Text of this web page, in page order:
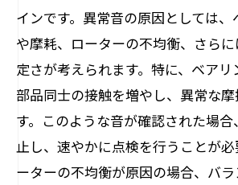
インです。異常音の原因としては
や摩耗、ローターの不均衡、さら
定さが考えられます。特に、ベア
部品同士の接触を増やし、異常な
す。このような音が確認された場
止し、速やかに点検を行うことが
ーターの不均衡が原因の場合、バ